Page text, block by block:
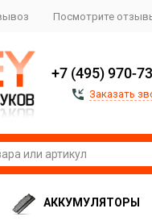
Посмотрите
+7 (495) 970-
Заказать
АККУМУЛЯТОРЫ